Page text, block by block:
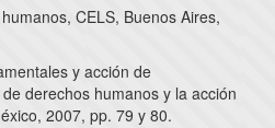
CELS, Buenos Aires,
y acción de
derechos humanos y la acción
2007, pp. 79 y 80.